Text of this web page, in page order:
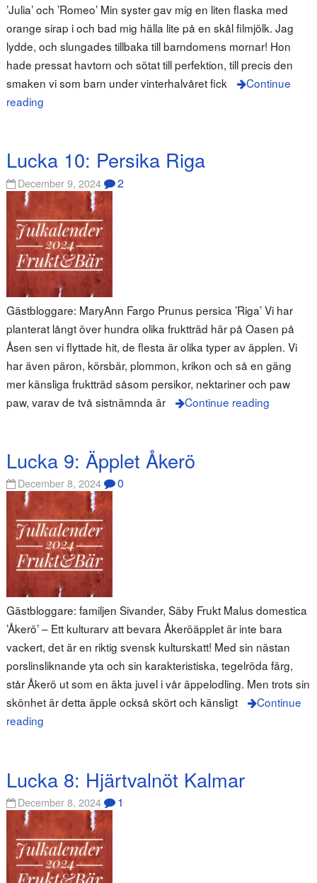
’Julia’ och ’Romeo’ Min syster gav mig en liten flaska med
orange sirap i och bad mig hälla lite på en skål filmjölk. Jag
lydde, och slungades tillbaka till barndomens mornar! Hon
hade pressat havtorn och sötat till perfektion, till precis den
smaken vi som barn under vinterhalvåret fick
Continue
reading
Lucka 10: Persika Riga
December 9, 2024 2
Gästbloggare: MaryAnn Fargo Prunus persica ’Riga’ Vi har
planterat långt över hundra olika fruktträd här på Oasen på
Åsen sen vi flyttade hit, de flesta är olika typer av äpplen. Vi
har även päron, körsbär, plommon, krikon och så en gäng
mer känsliga fruktträd såsom persikor, nektariner och paw
paw, varav de två sistnämnda är
Continue reading
Lucka 9: Äpplet Åkerö
December 8, 2024 0
Gästbloggare: familjen Sivander, Säby Frukt Malus domestica
’Åkerö’ – Ett kulturarv att bevara Åkeröäpplet är inte bara
vackert, det är en riktig svensk kulturskatt! Med sin nästan
porslinsliknande yta och sin karakteristiska, tegelröda färg,
står Åkerö ut som en äkta juvel i vår äppelodling. Men trots sin
skönhet är detta äpple också skört och känsligt
Continue
reading
Lucka 8: Hjärtvalnöt Kalmar
December 8, 2024 1